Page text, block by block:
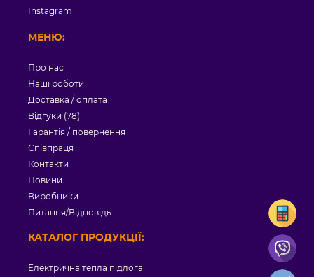
МЕНЮ:
Про нас
Наші роботи
Доставка / оплата
Відгуки (78)
Гарантія / повернення
Співпраця
Контакти
Новини
Виробники
Питання/Відповідь
КАТАЛОГ ПРОДУКЦІЇ:
Електрична тепла підлога
Instagram